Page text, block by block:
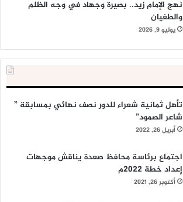
نهج الإمام زيد.. بصيرة وجهاد في وجه الظلم
والطغيان
يوليو 9, 2026
تأهل ثمانية شعراء للدور نصف نهائي بمسابقة ”
شاعر الصمود”
أبريل 26, 2022
اجتماع برئاسة محافظ صعدة يناقش موجهات
إعداد خطة 2022م
أكتوبر 26, 2021